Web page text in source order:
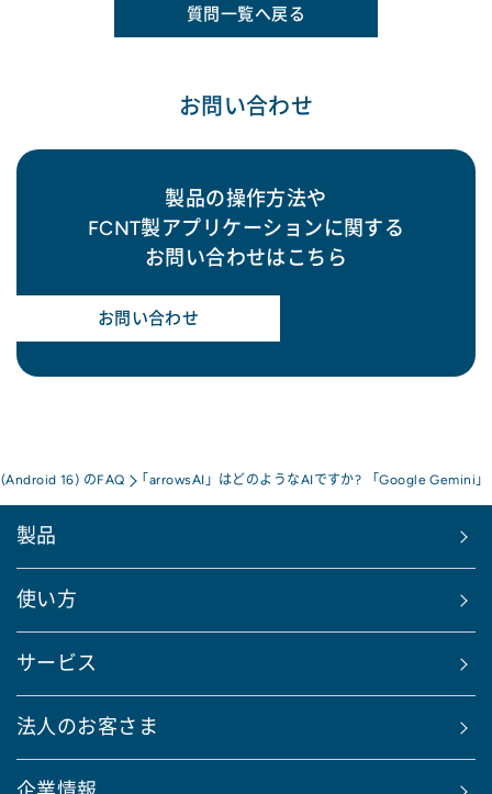
質問一覧へ戻る
お問い合わせ
製品の操作方法や
FCNT製アプリケーションに関する
お問い合わせはこちら
お問い合わせ
16) のFAQ 「arrowsAI」はどのようなAIですか? 「Google Gemini
製品
使い方
サービス
法人のお客さま